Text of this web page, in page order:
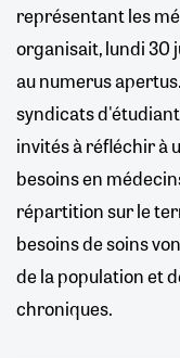
représentant les
organisait, lundi 30
au numerus
syndicats
invités à réfléchir à
besoins en
répartition sur le
besoins de soins
de la population et
chroniques.